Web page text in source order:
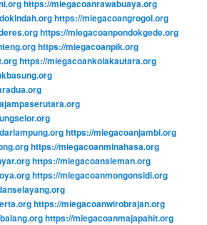
https://miegacoanrawabuaya.org
https://miegacoangrogol.org
https://miegacoanpondokgede.org
https://miegacoanpik.org
https://miegacoankolakautara.org
https://miegacoanjambi.org
https://miegacoanminahasa.org
https://miegacoansleman.org
https://miegacoanmongonsidi.org
https://miegacoanwirobrajan.org
https://miegacoanmajapahit.org